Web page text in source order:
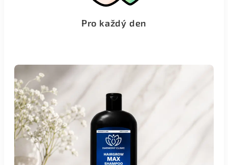
Pro každý den